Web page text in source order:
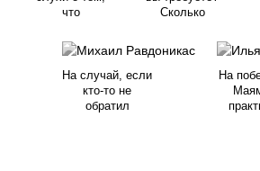
что
Сколько
На случай, если
кто-то не
обратил
На